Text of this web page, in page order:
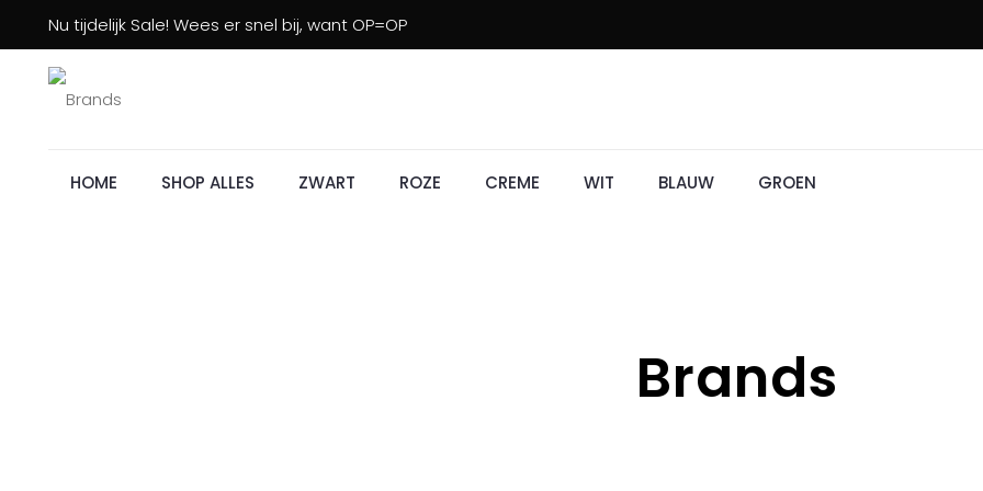
Nu tijdelijk Sale! Wees er snel bij, want OP=OP
HOME SHOP ALLES ZWART ROZE CREME WIT BLAUW GROEN
Brands